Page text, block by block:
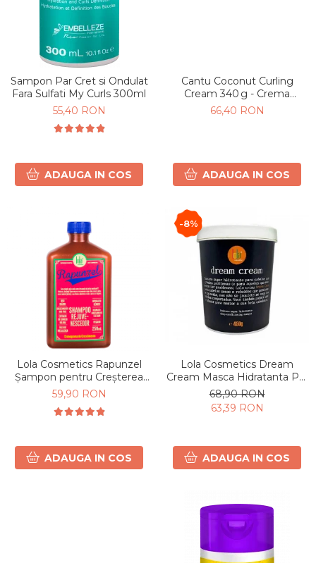
Sampon Par Cret si Ondulat
Fara Sulfati My Curls 300ml
55,40 RON
ADAUGA IN COS
Cantu Coconut Curling
Cream 340 g - Crema
hidratantă pentru bucle cu
unt de Shea & Cocos
66,40 RON
ADAUGA IN COS
Lola Cosmetics Rapunzel
Șampon pentru Creșterea
Părului 250 ml
59,90 RON
ADAUGA IN COS
-8%
Lola Cosmetics Dream
Cream Masca Hidratanta Par
Uscat 450g
68,90 RON
63,39 RON
ADAUGA IN COS